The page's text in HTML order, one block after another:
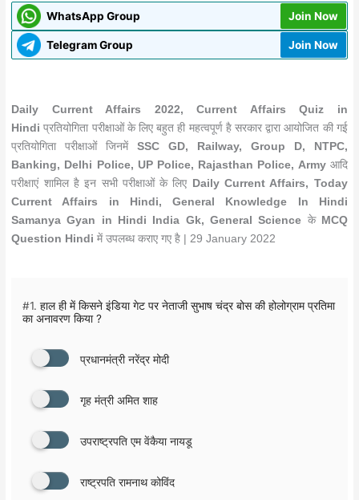
WhatsApp Group Join Now
Telegram Group Join Now
Daily Current Affairs 2022, Current Affairs Quiz in
Hindi प्रतियोगिता परीक्षाओं के लिए बहुत ही महत्वपूर्ण है सरकार द्वारा आयोजित की गई
प्रतियोगिता परीक्षाओं जिनमेंSSC GD, Railway, Group D, NTPC,
Banking, Delhi Police, UP Police, Rajasthan Police, Armyआदि
परीक्षाएं शामिल है इन सभी परीक्षाओं के लिए
Daily Current Affairs, Today
Current Affairs in Hindi, General Knowledge In Hindi
Samanya Gyan in Hindi India Gk, General Science के MCQ
Question Hindi में उपलब्ध कराए गए है | 29 January 2022
#1. हाल ही में किसने इंडिया गेट पर नेताजी सुभाष चंद्र बोस की होलोग्राम प्रतिमा
का अनावरण किया ?
प्रधानमंत्री नरेंद्र मोदी
गृह मंत्री अमित शाह
उपराष्ट्रपति एम वेंकैया नायडू
राष्ट्रपति रामनाथ कोविंद